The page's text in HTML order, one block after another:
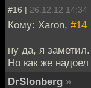
#16 | 26.12.12 14:34
Кому: Xaron, #14
ну да, я заметил.
Но как же
DrSlonberg »